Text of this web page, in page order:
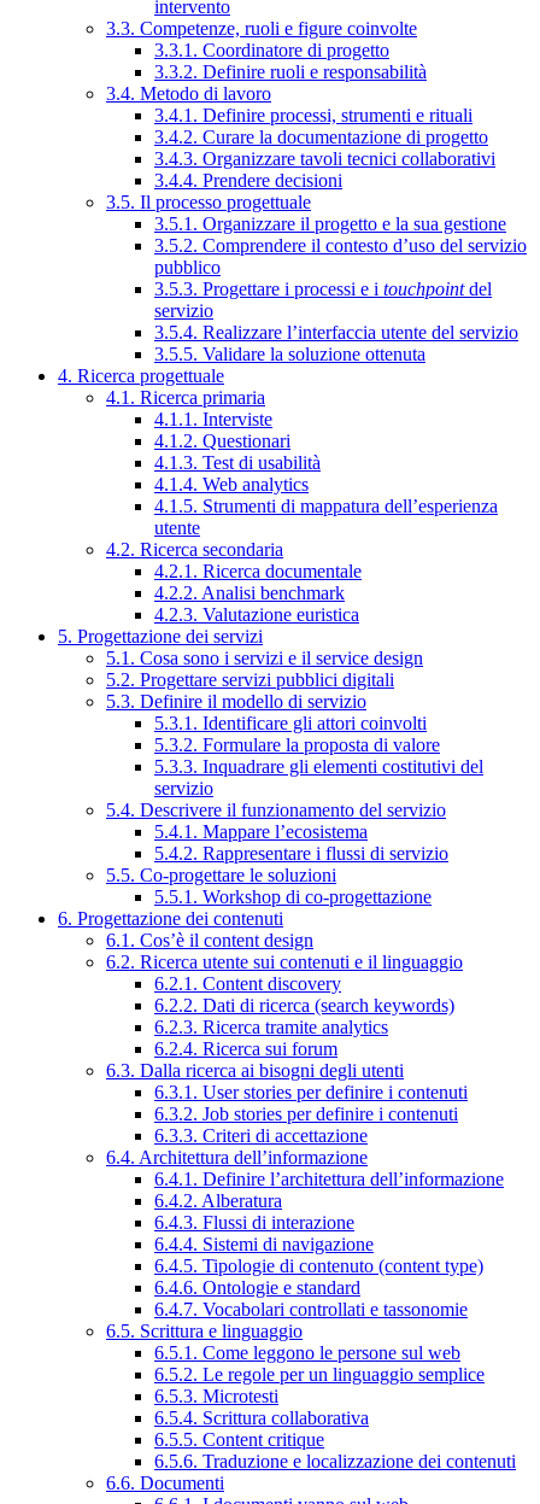
intervento
3.3. Competenze, ruoli e figure coinvolte
3.3.1. Coordinatore di progetto
3.3.2. Definire ruoli e responsabilità
3.4. Metodo di lavoro
3.4.1. Definire processi, strumenti e rituali
3.4.2. Curare la documentazione di progetto
3.4.3. Organizzare tavoli tecnici collaborativi
3.4.4. Prendere decisioni
3.5. Il processo progettuale
3.5.1. Organizzare il progetto e la sua gestione
3.5.2. Comprendere il contesto d’uso del servizio
pubblico
3.5.3. Progettare i processi e i touchpointdel
servizio
3.5.4. Realizzare l’interfaccia utente del servizio
3.5.5. Validare la soluzione ottenuta
4. Ricerca progettuale
4.1. Ricerca primaria
4.1.1. Interviste
4.1.2. Questionari
4.1.3. Test di usabilità
4.1.4. Web analytics
4.1.5. Strumenti di mappatura dell’esperienza
utente
4.2. Ricerca secondaria
4.2.1. Ricerca documentale
4.2.2. Analisi benchmark
4.2.3. Valutazione euristica
5. Progettazione dei servizi
5.1. Cosa sono i servizi e il service design
5.2. Progettare servizi pubblici digitali
5.3. Definire il modello di servizio
5.3.1. Identificare gli attori coinvolti
5.3.2. Formulare la proposta di valore
5.3.3. Inquadrare gli elementi costitutivi del
servizio
5.4. Descrivere il funzionamento del servizio
5.4.1. Mappare l’ecosistema
5.4.2. Rappresentare i flussi di servizio
5.5. Co-progettare le soluzioni
5.5.1. Workshop di co-progettazione
6. Progettazione dei contenuti
6.1. Cos’è il content design
6.2. Ricerca utente sui contenuti e il linguaggio
6.2.1. Content discovery
6.2.2. Dati di ricerca (search keywords)
6.2.3. Ricerca tramite analytics
6.2.4. Ricerca sui forum
6.3. Dalla ricerca ai bisogni degli utenti
6.3.1. User stories per definire i contenuti
6.3.2. Job stories per definire i contenuti
6.3.3. Criteri di accettazione
6.4. Architettura dell’informazione
6.4.1. Definire l’architettura dell’informazione
6.4.2. Alberatura
6.4.3. Flussi di interazione
6.4.4. Sistemi di navigazione
6.4.5. Tipologie di contenuto (content type)
6.4.6. Ontologie e standard
6.4.7. Vocabolari controllati e tassonomie
6.5. Scrittura e linguaggio
6.5.1. Come leggono le persone sul web
6.5.2. Le regole per un linguaggio semplice
6.5.3. Microtesti
6.5.4. Scrittura collaborativa
6.5.5. Content critique
6.5.6. Traduzione e localizzazione dei contenuti
6.6. Documenti